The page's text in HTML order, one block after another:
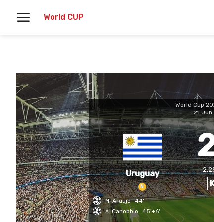
World CUP
World Cup
21 Jun
Uruguay
N
M. Araújo 44'
A. Canobbio
45'+6'